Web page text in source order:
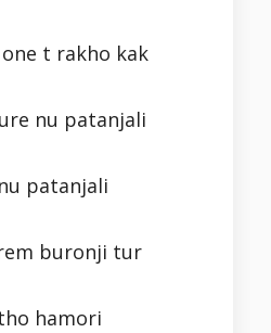
t rakho kak
nu patanjali
patanjali
buronji tur
hamori